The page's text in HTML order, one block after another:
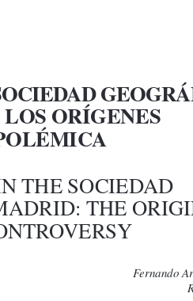
ORÍGENES
THE SOCIEDAD
THE
Fernando